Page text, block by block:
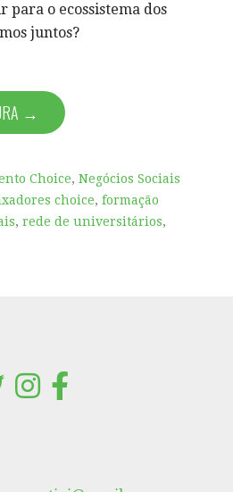
o ecossistema dos
juntos?
→
Choice, Negócios Sociais
choice, formação
, rede de universitários,